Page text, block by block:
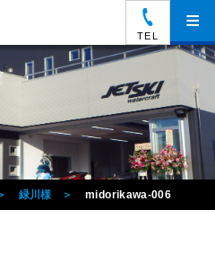
TEL
≡
緑川様 midorikawa-006